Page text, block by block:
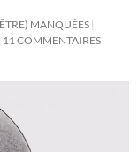
MANQUÉES
11 COMMENTAIRES